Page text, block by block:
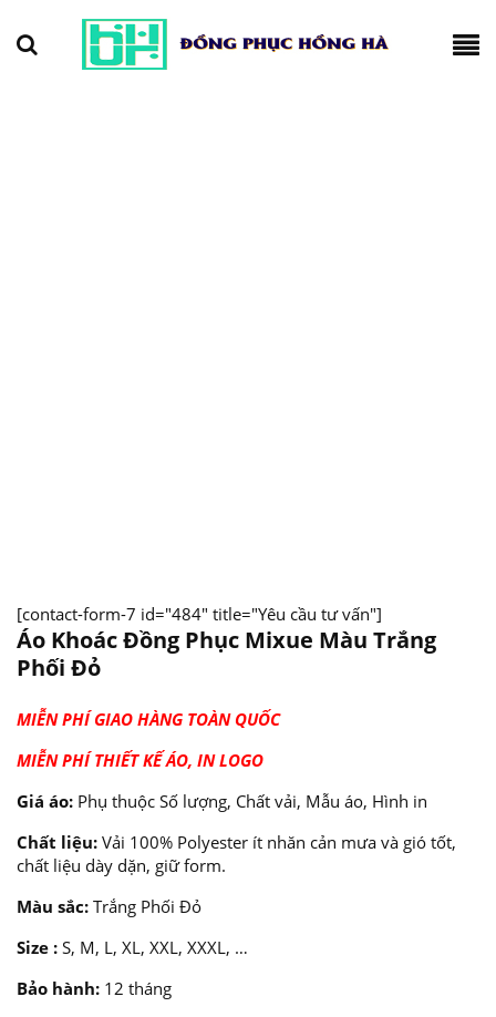
[contact-form-7 id="484" title="Yêu cầu tư vấn"]
Áo Khoác Đồng Phục Mixue Màu Trắng
Phối Đỏ
MIỄN PHÍ GIAO HÀNG TOÀN QUỐC
MIỄN PHÍ THIẾT KẾ ÁO, IN LOGO
Giá áo: Phụ thuộc Số lượng, Chất vải, Mẫu áo, Hình in
Chất liệu: Vải 100% Polyester ít nhăn cản mưa và gió tốt,
chất liệu dày dặn, giữ form.
Màu sắc: Trắng Phối Đỏ
Size : S, M, L, XL, XXL, XXXL, …
Bảo hành: 12 tháng